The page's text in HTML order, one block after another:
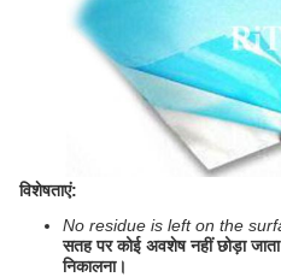
विशेषताएं:
No residue is left on the
सतह पर कोई अवशेष नहीं छोड़ा
निकालना।